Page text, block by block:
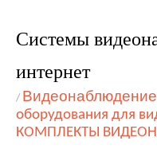
Системы
интернет
/ Видеонаблюдение
оборудования для
КОМПЛЕКТЫ